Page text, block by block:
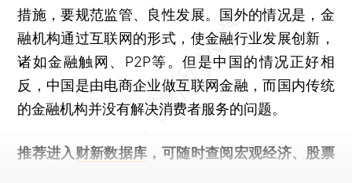
措施，要规范监管、良性发展。国外的情况是，金
融机构通过互联网的形式，使金融行业发展创新，
诸如金融触网、P2P等。但是中国的情况正好相
反，中国是由电商企业做互联网金融，而国内传统
的金融机构并没有解决消费者服务的问题。
推荐进入 财新数据库 ，可随时查阅宏观经济、股票